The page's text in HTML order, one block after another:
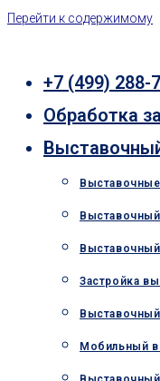
Перейти к содержимому
+7 (499) 288-
Обработка
Застройка
Мобильный